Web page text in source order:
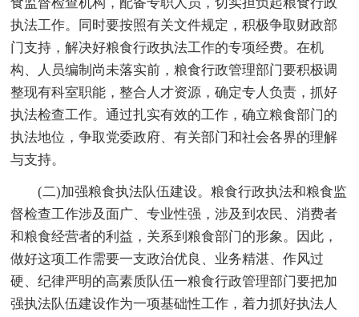
执法工作。同时要按照有关文件规定，积极争取财政部
门支持，解决好粮食行政执法工作的专项经费。在机
构、人员编制尚未落实前，粮食行政管理部门要积极调
整现有科室职能，整合人才资源，确定专人负责，抓好
执法检查工作。通过扎实有效的工作，确立粮食部门的
执法地位，争取党委政府、有关部门和社会各界的理解
与支持。
(二)加强粮食执法队伍建设。粮食行政执法和粮食监
督检查工作涉及面广、专业性强，涉及到农民、消费者
和粮食经营者的利益，关系到粮食部门的形象。因此，
做好这项工作需要一支政治优良、业务精湛、作风过
硬、纪律严明的高素质队伍一粮食行政管理部门要把加
强执法队伍建设作为一项基础性工作，着力抓好执法人